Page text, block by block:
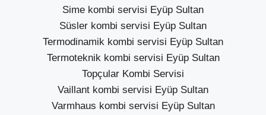
Sime kombi servisi Eyüp Sultan
Süsler kombi servisi Eyüp Sultan
Termodinamik kombi servisi Eyüp Sultan
Termoteknik kombi servisi Eyüp Sultan
Topçular Kombi Servisi
Vaillant kombi servisi Eyüp Sultan
Varmhaus kombi servisi Eyüp Sultan